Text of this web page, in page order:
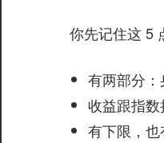
你先记住这 5
有两部分
收益跟指数
有下限，也